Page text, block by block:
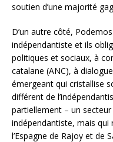
soutien d’une majorité
D’un autre côté,
indépendantiste et ils
politiques et sociaux, à
catalane (ANC), à
émergeant qui cristallise
différent de
partiellement – un
indépendantiste, mais qui
l’Espagne de Rajoy et de